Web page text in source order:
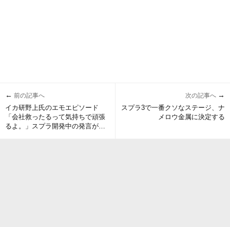
← 前の記事へ
イカ研野上氏のエモエピソード
「会社救ったるって気持ちで頑張
るよ。」スプラ開発中の発言が話
次の記事へ →
スプラ3で一番クソなステージ、ナ
メロウ金属に決定する